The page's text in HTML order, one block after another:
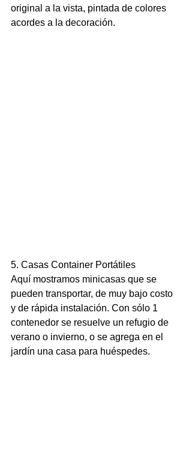
original a la vista, pintada de colores
acordes a la decoración.
5. Casas Container Portátiles
Aquí mostramos minicasas que se
pueden transportar, de muy bajo costo
y de rápida instalación. Con sólo 1
contenedor se resuelve un refugio de
verano o invierno, o se agrega en el
jardín una casa para huéspedes.